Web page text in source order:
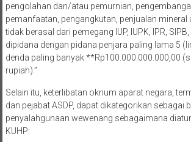
pengolahan dan/atau pemurnian,
pemanfaatan, pengangkutan, penjualan mineral
tidak berasal dari pemegang IUP, IUPK, IPR,
dipidana dengan pidana penjara paling lama 5
denda paling banyak **Rp100.000.000.000,00
rupiah).”
Selain itu, keterlibatan oknum aparat negara,
dan pejabat ASDP, dapat dikategorikan sebagai
penyalahgunaan wewenang sebagaimana
KUHP: